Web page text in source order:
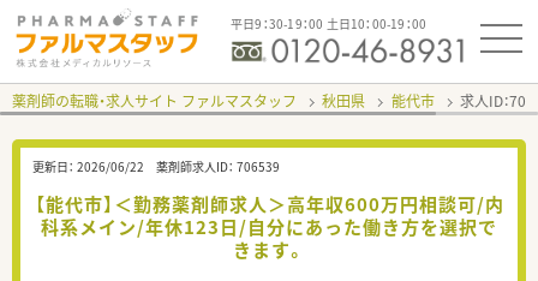
平日9：30-19：00 土日10：00-19：00
薬剤師の転職・求人サイト ファルマスタッフ 秋田県 能代市 求人ID：
更新日： 2026/06/22 薬剤師求人ID： 706539
【能代市】＜勤務薬剤師求人＞高年収600万円相談可/内
科系メイン/年休123日/自分にあった働き方を選択で
きます。